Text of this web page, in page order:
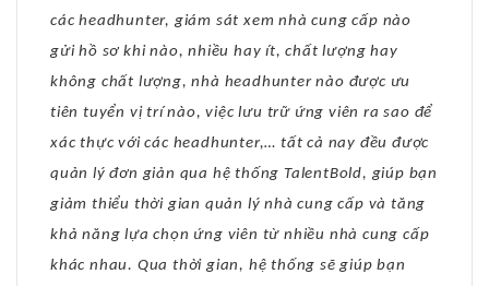
các headhunter, giám sát xem nhà cung cấp nào
gửi hồ sơ khi nào, nhiều hay ít, chất lượng hay
không chất lượng, nhà headhunter nào được ưu
tiên tuyển vị trí nào, việc lưu trữ ứng viên ra sao để
xác thực với các headhunter,… tất cả nay đều được
quản lý đơn giản qua hệ thống TalentBold, giúp bạn
giảm thiểu thời gian quản lý nhà cung cấp và tăng
khả năng lựa chọn ứng viên từ nhiều nhà cung cấp
khác nhau. Qua thời gian, hệ thống sẽ giúp bạn